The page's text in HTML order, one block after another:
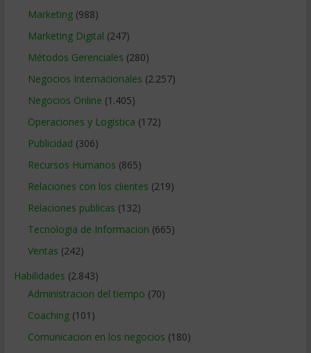
Marketing(988)
Marketing Digital (247)
Métodos Gerenciales (280)
Negocios Internacionales (2.257)
Negocios Online (1.405)
Operaciones y Logística (172)
Publicidad (306)
Recursos Humanos (865)
Relaciones con los clientes (219)
Relaciones publicas (132)
Tecnologia de Informacion (665)
Ventas (242)
Habilidades (2.843)
Administracion del tiempo (70)
Coaching(101)
Comunicacion en los negocios (180)